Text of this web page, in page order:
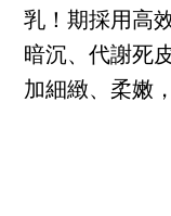
乳！期採用高
暗沉、代謝死
加細緻、柔嫩